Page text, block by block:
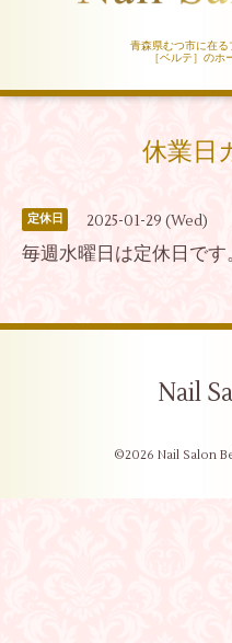
青森県むつ市に在
［ベルテ］の
休業日
定休日 2025-01-29 (Wed)
毎週水曜日は定休日です
Nail
©2026 Nail Salon